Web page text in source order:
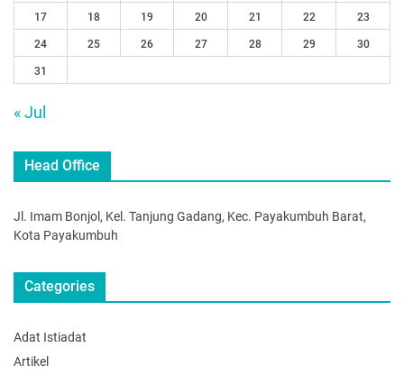
17 18 19 20 21 22 23
24 25 26 27 28 29 30
31
« Jul
Head Office
Jl. Imam Bonjol, Kel. Tanjung Gadang, Kec. Payakumbuh Barat,
Kota Payakumbuh
Categories
Adat Istiadat
Artikel